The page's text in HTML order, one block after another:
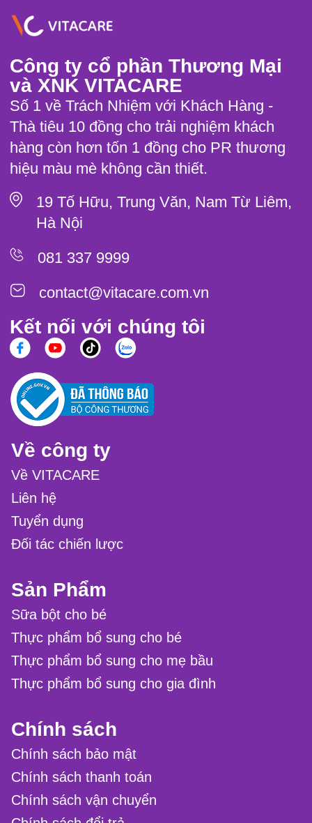
Công ty cổ phần Thương Mại
và XNK VITACARE
Số 1 về Trách Nhiệm với Khách Hàng -
Thà tiêu 10 đồng cho trải nghiệm khách
hàng còn hơn tốn 1 đồng cho PR thương
hiệu màu mè không cần thiết.
19 Tố Hữu, Trung Văn, Nam Từ Liêm,
Hà Nội
081 337 9999
contact@vitacare.com.vn
Kết nối với chúng tôi
Về công ty
Về VITACARE
Liên hệ
Tuyển dụng
Đối tác chiến lược
Sản Phẩm
Sữa bột cho bé
Thực phẩm bổ sung cho bé
Thực phẩm bổ sung cho mẹ bầu
Thực phẩm bổ sung cho gia đình
Chính sách
Chính sách bảo mật
Chính sách thanh toán
Chính sách vận chuyển